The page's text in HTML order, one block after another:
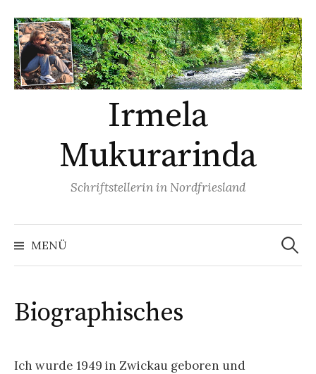
zum
Inhalt
Irmela
Mukurarinda
Schriftstellerin in Nordfriesland
MENÜ
Suchen
nach:
Biographisches
Ich wurde 1949 in Zwickau geboren und